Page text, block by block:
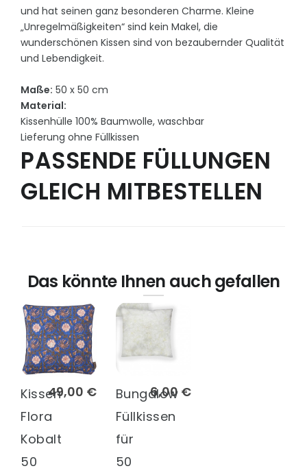
und hat seinen ganz besonderen Charme. Kleine
„Unregelmäßigkeiten“ sind kein Makel, die
wunderschönen Kissen sind von bezaubernder Qualität
und Lebendigkeit.
Maße: 50 x 50 cm
Material:
Kissenhülle 100% Baumwolle, waschbar
Lieferung ohne Füllkissen
PASSENDE FÜLLUNGEN
GLEICH MITBESTELLEN
Das könnte Ihnen auch gefallen
49,00 €
Kissen
Flora
Kobalt
50
6,00 €
Bungalow
Füllkissen
für
50